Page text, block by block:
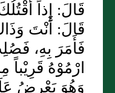
قَالَ: إِذاً
قَالَ: أَنْتَ
فَأَمَرَ بِهِ،
ارْمُوْهُ قَرِيْباً
وَهُوَ يَعْرِضُ